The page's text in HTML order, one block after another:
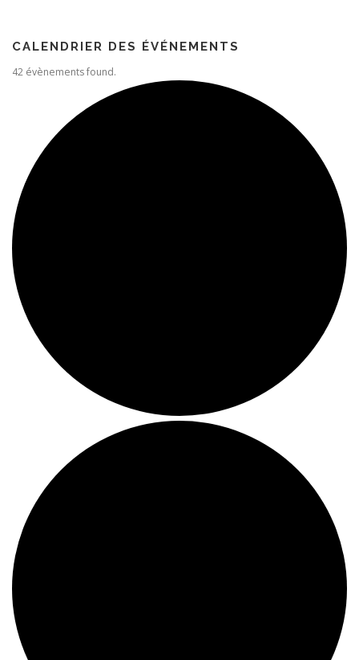
CALENDRIER DES ÉVÉNEMENTS
42 évènements found.